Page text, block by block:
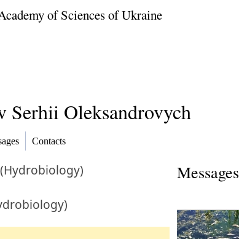
of Sciences of Ukraine
Serhii Oleksandrovych
Contacts
(Hydrobiology)
Messages